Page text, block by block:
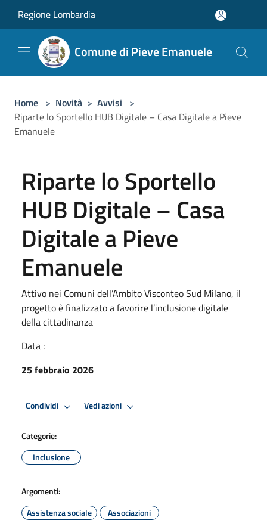
Regione Lombardia
Comune di Pieve Emanuele
Home > Novità > Avvisi >
Riparte lo Sportello HUB Digitale – Casa Digitale a Pieve
Emanuele
Riparte lo Sportello
HUB Digitale – Casa
Digitale a Pieve
Emanuele
Attivo nei Comuni dell’Ambito Visconteo Sud Milano, il
progetto è finalizzato a favorire l’inclusione digitale
della cittadinanza
Data :
25 febbraio 2026
Condividi Vedi azioni
Categorie:
Inclusione
Argomenti:
Assistenza sociale
Associazioni